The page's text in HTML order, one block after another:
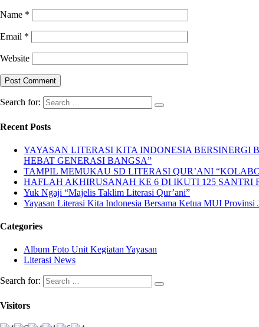
Name *
Email *
Website
Search for:
Recent Posts
YAYASAN LITERASI KITA INDONESIA BERSINERGI
HEBAT GENERASI BANGSA”
TAMPIL MEMUKAU SD LITERASI QUR’ANI
HAFLAH AKHIRUSANAH KE 6 DI IKUTI 125 SANTRI
Yuk Ngaji “Majelis Taklim Literasi Qur’ani”
Yayasan Literasi Kita Indonesia Bersama Ketua MUI
Categories
Album Foto Unit Kegiatan Yayasan
Literasi News
Search for:
Visitors